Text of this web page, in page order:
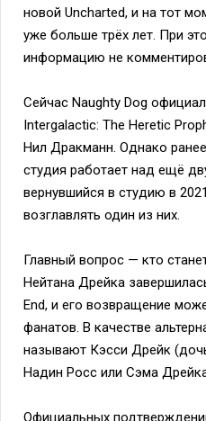
новой Uncharted, и на тот
уже больше трёх лет. При
информацию не
Сейчас Naughty Dog
Intergalactic: The Heretic
Нил Дракманн. Однако
студия работает над ещё
вернувшийся в студию в
возглавлять один из них.
Главный вопрос — кто
Нейтана Дрейка
End, и его возвращение
фанатов. В качестве
называют Кэсси Дрейк
Надин Росс или Сэма